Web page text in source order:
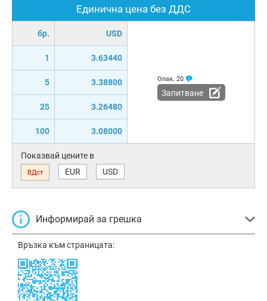
Единична цена без ДДС
бр. USD
1 3.63440
5 3.38800
25 3.26480
100 3.08000
Опак. 20
Запитване
Показвай цените в
ВДст EUR USD
Информирай за грешка
Връзка към страницата: